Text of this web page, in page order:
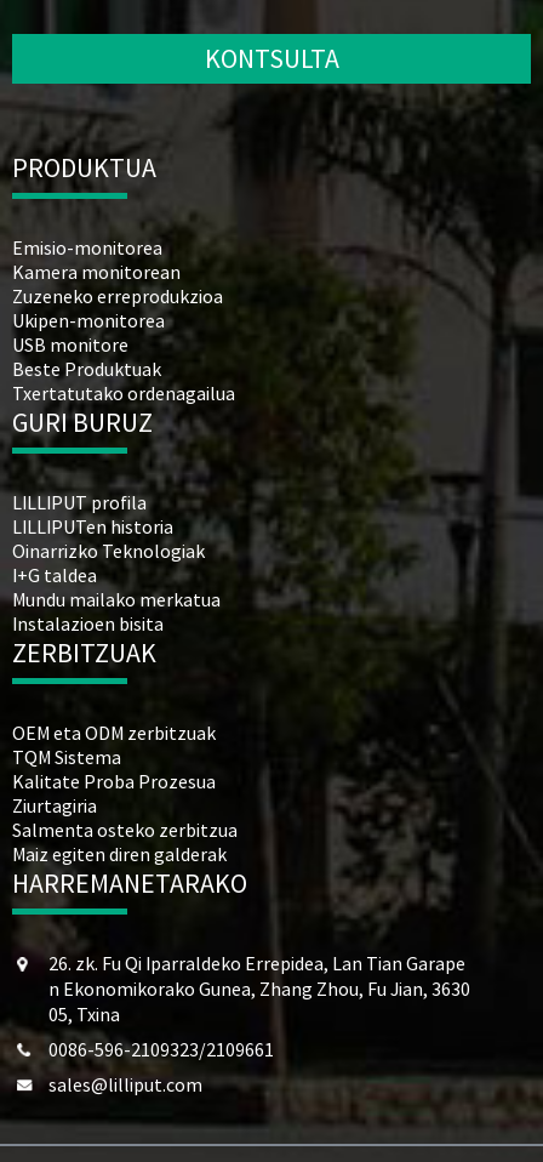
KONTSULTA
PRODUKTUA
Emisio-monitorea
Kamera monitorean
Zuzeneko erreprodukzioa
Ukipen-monitorea
USB monitore
Beste Produktuak
Txertatutako ordenagailua
GURI BURUZ
LILLIPUT profila
LILLIPUTen historia
Oinarrizko Teknologiak
I+G taldea
Mundu mailako merkatua
Instalazioen bisita
ZERBITZUAK
OEM eta ODM zerbitzuak
TQM Sistema
Kalitate Proba Prozesua
Ziurtagiria
Salmenta osteko zerbitzua
Maiz egiten diren galderak
HARREMANETARAKO
26. zk. Fu Qi Iparraldeko Errepidea, Lan Tian Garape
n Ekonomikorako Gunea, Zhang Zhou, Fu Jian, 3630
05, Txina
0086-596-2109323/2109661
sales@lilliput.com